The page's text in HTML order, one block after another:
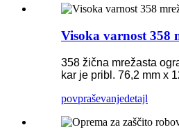
Visoka varnost 358
358 žična mrežasta
kar je pribl. 76,2 mm x
povpraševanjedetajl